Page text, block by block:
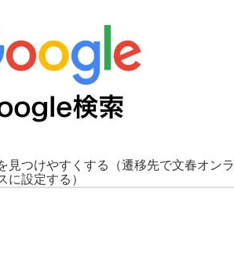
見つけやすくする
（遷移先で文春オンラ
に設定する）